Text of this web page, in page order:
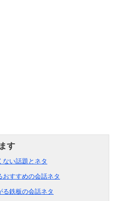
い話題とネタ
すすめの会話ネタ
鉄板の会話ネタ